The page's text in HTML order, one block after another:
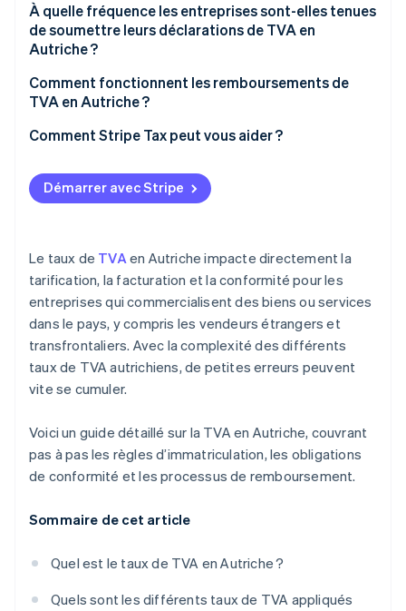
À quelle fréquence les entreprises sont-elles tenues
de soumettre leurs déclarations de TVA en
Autriche ?
Comment fonctionnent les remboursements de
TVA en Autriche ?
Comment Stripe Tax peut vous aider ?
Démarrer avec Stripe
Le taux de TVAen Autriche impacte directement la
tarification, la facturation et la conformité pour les
entreprises qui commercialisent des biens ou services
dans le pays, y compris les vendeurs étrangers et
transfrontaliers. Avec la complexité des différents
taux de TVA autrichiens, de petites erreurs peuvent
vite se cumuler.
Voici un guide détaillé sur la TVA en Autriche, couvrant
pas à pas les règles d’immatriculation, les obligations
de conformité et les processus de remboursement.
Sommaire de cet article
Quel est le taux de TVA en Autriche ?
Quels sont les différents taux de TVA appliqués